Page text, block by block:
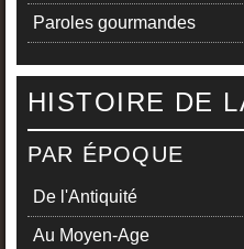
Paroles gourmandes
HISTOIRE DE
PAR ÉPOQUE
De l'Antiquité
Au Moyen-Age